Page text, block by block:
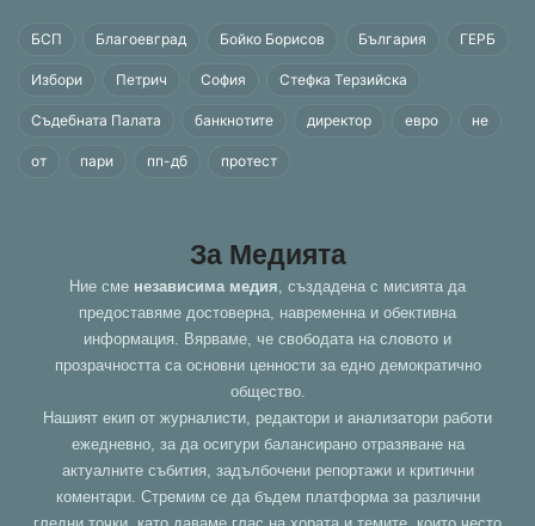
БСП Благоевград Бойко Борисов България ГЕРБ
Избори Петрич София Стефка Терзийска
Съдебната Палата банкнотите директор евро не
от пари пп-дб протест
За Медията
Ние сме независима медия , създадена с мисията да
предоставяме достоверна, навременна и обективна
информация. Вярваме, че свободата на словото и
прозрачността са основни ценности за едно демократично
общество.
Нашият екип от журналисти, редактори и анализатори работи
ежедневно, за да осигури балансирано отразяване на
актуалните събития, задълбочени репортажи и критични
коментари. Стремим се да бъдем платформа за различни